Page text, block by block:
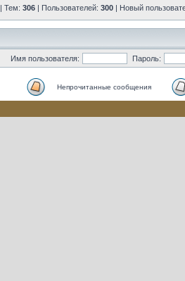
| Тем: 306 | Пользователей: 300 | Новый
Имя пользователя: Пароль:
Непрочитанные сообщения